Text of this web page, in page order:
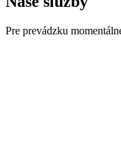
Pre prevádzku